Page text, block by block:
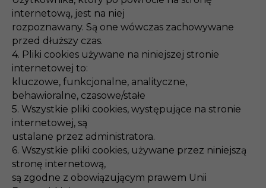
internetową, jest na niej
rozpoznawany. Są one wówczas zachowywane
przed dłuższy czas.
4. Pliki cookies używane na niniejszej stronie
internetowej to:
kluczowe, funkcjonalne, analityczne,
behawioralne, czasowe/stałe
5. Wszystkie pliki cookies, występujące na stronie
internetowej, są
ustalane przez administratora.
6. Wszystkie pliki cookies, używane przez niniejszą
stronę internetową,
są zgodne z obowiązującym prawem Unii